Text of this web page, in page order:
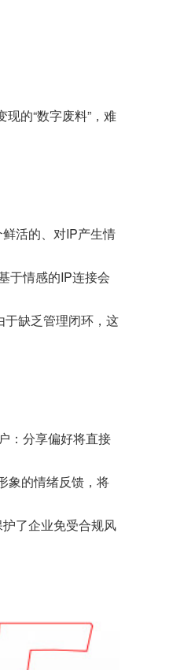
的“数字废料”，难
活的、对IP产生情
于情感的IP连接会
于缺乏管理闭环，这
：分享偏好将直接
象的情绪反馈，将
了企业免受合规风